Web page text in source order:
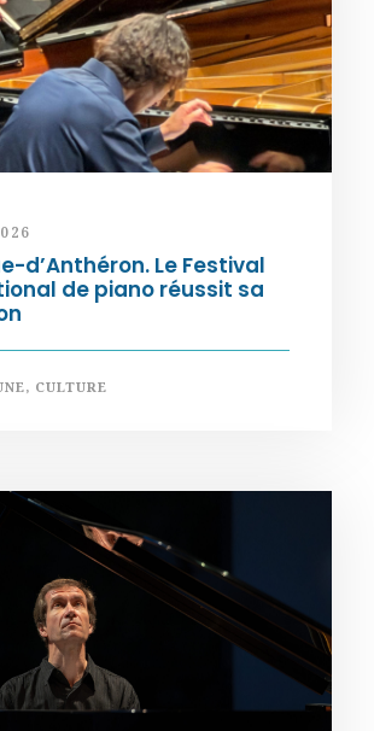
d’Anthéron. Le Festival
de piano réussit sa
, CULTURE